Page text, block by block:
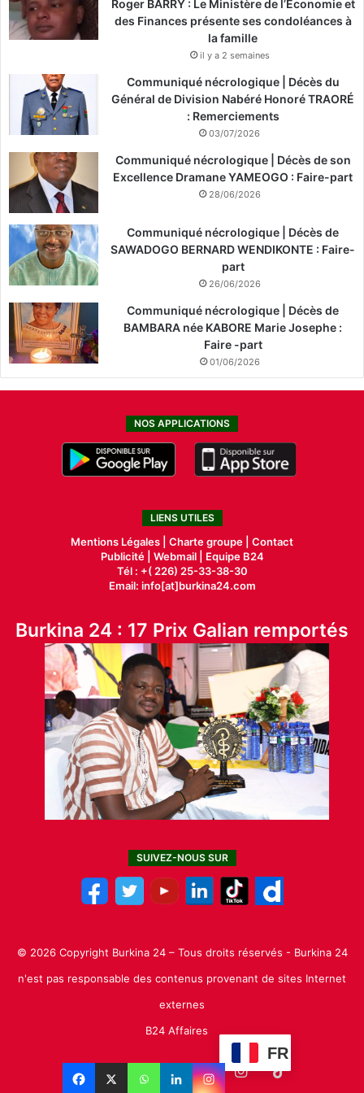
Roger BARRY : Le Ministère de l’Économie et
des Finances présente ses condoléances à
la famille
il y a 2 semaines
Communiqué nécrologique | Décès du
Général de Division Nabéré Honoré TRAORÉ
: Remerciements
03/07/2026
Communiqué nécrologique | Décès de son
Excellence Dramane YAMEOGO : Faire-part
28/06/2026
Communiqué nécrologique | Décès de
SAWADOGO BERNARD WENDIKONTE : Faire-
part
26/06/2026
Communiqué nécrologique | Décès de
BAMBARA née KABORE Marie Josephe :
Faire -part
01/06/2026
NOS APPLICATIONS
LIENS UTILES
Mentions Légales | Charte groupe | Contact
Publicité| Webmail |
Equipe B24
Tél : +( 226) 25-33-38-30
Email: info[at]burkina24.com
Burkina 24 : 17 Prix Galian remportés
SUIVEZ-NOUS SUR
© 2026 Copyright Burkina 24 – Tous droits réservés - Burkina 24
n'est pas responsable des contenus provenant de sites Internet
externes
B24 Affaires
FR
Facebook LinkedinYouTubeInstagram
TikTok